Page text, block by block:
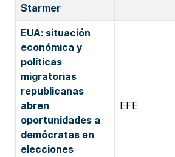
Starmer
EUA: situación
económica y
políticas
migratorias
republicanas
abren
oportunidades a
demócratas en
elecciones
EFE